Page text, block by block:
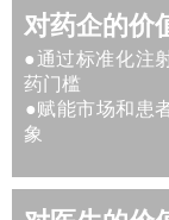
对药企的价
●通过标准化注
药门槛
​​​​​​​●赋能市场和患
象